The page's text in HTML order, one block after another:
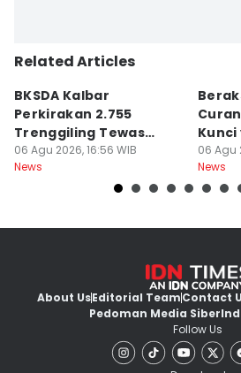
Related Articles
BKSDA Kalbar
Perkirakan 2.755
Trenggiling Tewas
untuk Dapat 551 Kg Sisik
06 Agu 2026, 16:56 WIB
News
Kunci
06 Agu
News
About UsEditorial TeamContact
Pedoman Media Siber
Follow Us